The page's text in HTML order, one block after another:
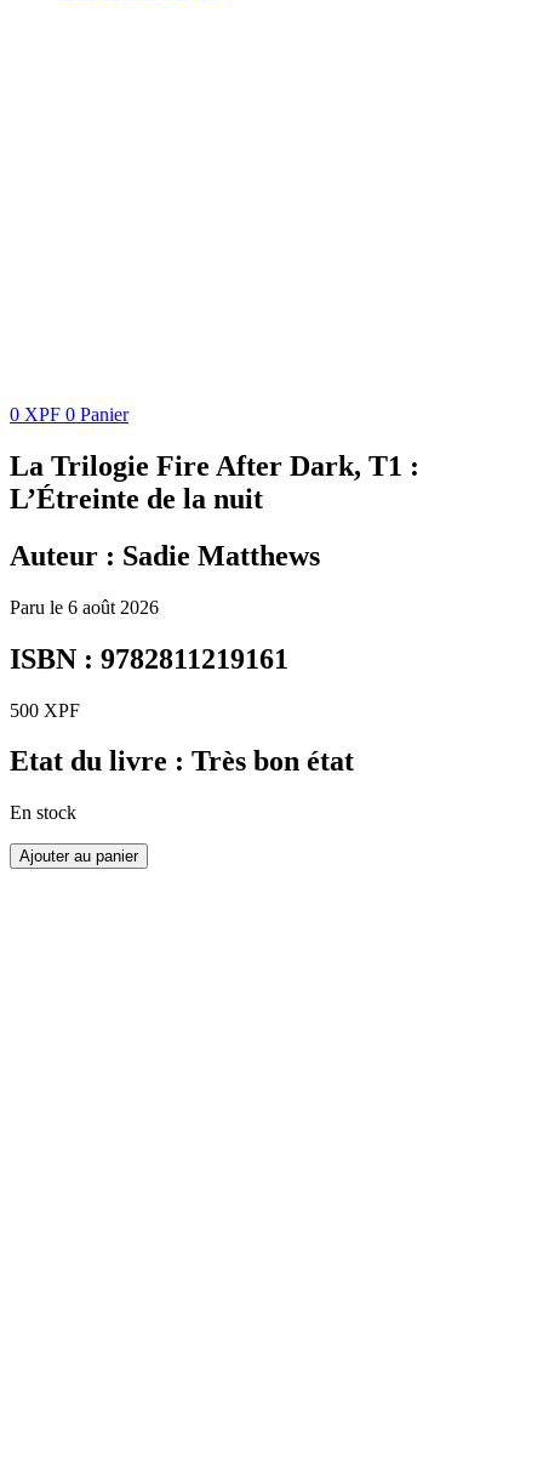
0 XPF 0 Panier
La Trilogie Fire After Dark, T1 :
L’Étreinte de la nuit
Auteur : Sadie Matthews
Paru le 6 août 2026
ISBN : 9782811219161
500 XPF
Etat du livre : Très bon état
En stock
Ajouter au panier